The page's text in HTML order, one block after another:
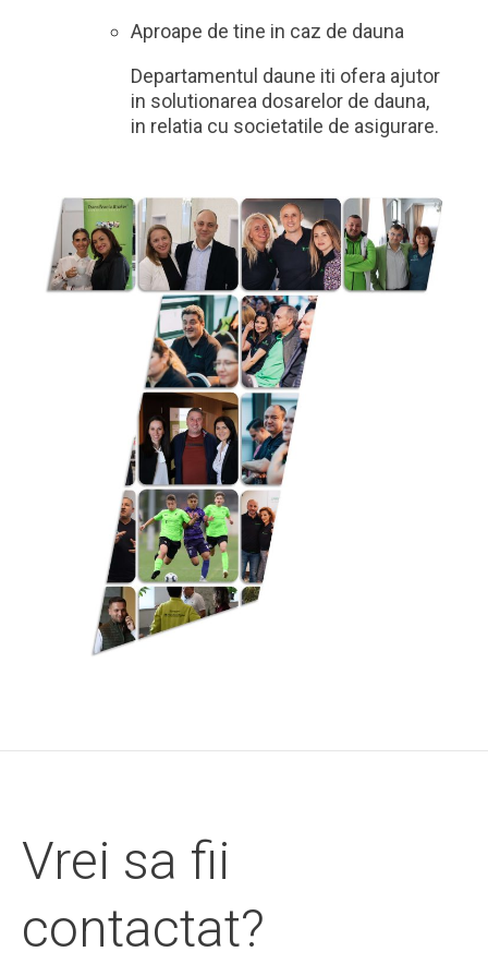
Aproape de tine in caz de dauna
Departamentul daune iti ofera ajutor
in solutionarea dosarelor de dauna,
in relatia cu societatile de asigurare.
Vrei sa fii
contactat?